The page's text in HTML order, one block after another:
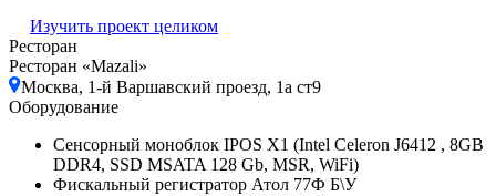
Изучить проект целиком
Ресторан
Ресторан «Mazali»
Москва, 1-й Варшавский проезд, 1а ст9
Оборудование
Сенсорный моноблок IPOS X1 (Intel Celeron J6412 , 8GB
DDR4, SSD MSATA 128 Gb, MSR, WiFi)
Фискальный регистратор Атол 77Ф Б\У